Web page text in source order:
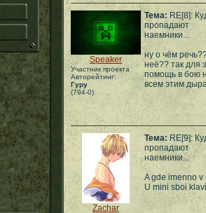
Speaker
Участник проекта
Авторейтинг:
Гуру
(794-0)
Тема: RE[8]:
пропадают
наемники...
ну о чём
неё?? так для
помощь в бою
всем этим
Zachar
Тема: RE[9]:
пропадают
наемники...
A gde imenno v
U mini sboi